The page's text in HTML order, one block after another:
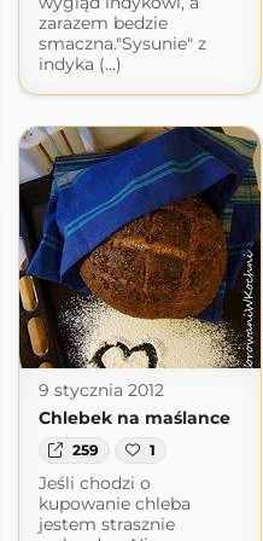
zarazem bedzie
smaczna."Sysunie" z
indyka (...)
9 stycznia 2012
Chlebek na maślance
259 1
Jeśli chodzi o
kupowanie chleba
jestem strasznie